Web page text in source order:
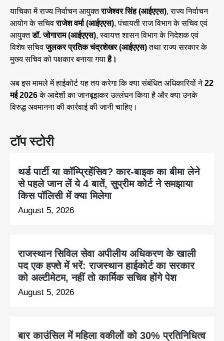
टॉप स्टोरी
थर्ड पार्टी या कॉम्प्रिहेंसिव? कार-बाइक का बीमा लेने
से पहले जान लें ये 4 बातें, सुप्रीम कोर्ट ने समझाया
किस पॉलिसी में क्या मिलेगा
August 5, 2026
राजस्थान सिविल सेवा अपीलीय अधिकरण के खाली
पद एक हफ्ते में भरें: राजस्थान हाईकोर्ट का सरकार
को अल्टीमेटम, नहीं तो कार्मिक सचिव होंगे पेश
August 5, 2026
बार काउंसिल में महिला वकीलों को 30% प्रतिनिधित्व
याचिका में राज्य निर्वाचन आयुक्तराजेश्वर सिंह (आईएएस), राज्य निर्वाचन
आयोग के सचिवराजेश वर्मा (आईएएस), पंचायती राज विभाग के सचिव एवं
आयुक्तडॉ. जोगाराम (आईएएस), स्वायत्त शासन विभाग के निदेशक एवं
विशेष सचिवजुलकर प्रतिक चंद्रशेखर (आईएएस)तथा राज्य सरकार के
मुख्य सचिव को पक्षकार बनाया गयाहै।
अब इस मामले में हाईकोर्ट यह तय करेगा कि क्या संबंधित अधिकारियों ने22
मई 2026के आदेशों का जानबूझकर उल्लंघन किया है और क्या उनके
विरुद्ध अवमानना की कार्रवाई की जानी चाहिए।